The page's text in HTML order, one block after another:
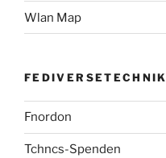
Wlan Map
FEDIVERSETECHNIK
Fnordon
Tchncs-Spenden